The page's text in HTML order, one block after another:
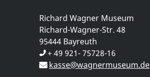
Richard Wagner Museum
Richard-Wagner-Str. 48
95444 Bayreuth
+ 49 921- 75728-16
kasse@wagnermuseum.de